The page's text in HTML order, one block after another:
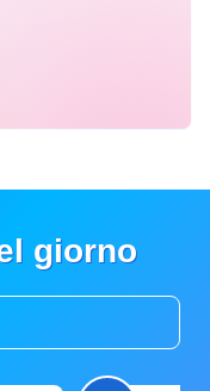
giorno